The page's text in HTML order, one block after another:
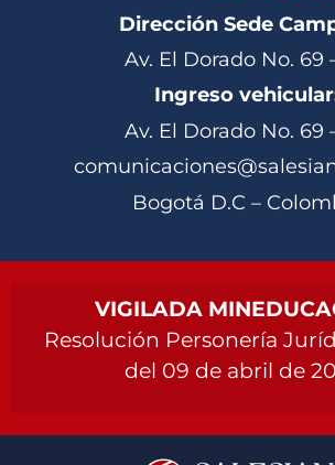
Dirección Sede
Av. El Dorado No. 69
Ingreso
Av. El Dorado No. 69
Bogotá D.C –
VIGILADA
Resolución Personería
del 09 de abril de